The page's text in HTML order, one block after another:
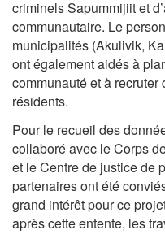
criminels Sapummijiit et
communautaire. Le
municipalités (Akulivik,
ont également aidés à
communauté et à
résidents.
Pour le recueil des
collaboré avec le Corps
et le Centre de justice de
partenaires ont été
grand intérêt pour ce
après cette entente, les